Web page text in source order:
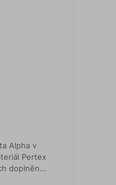
Alpha v
Pertex
doplněn